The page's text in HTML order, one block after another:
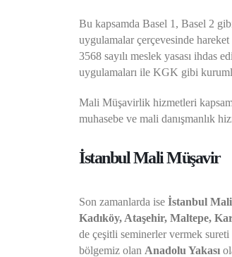
Bu kapsamda Basel 1, Basel 2
uygulamalar çerçevesinde
3568 sayılı meslek yasası ihdas
uygulamaları ile KGK gibi
Mali Müşavirlik hizmetleri
muhasebe ve mali danışmanlık
İstanbul Mali Müşavir
Son zamanlarda ise İstanbul
Kadıköy, Ataşehir, Maltepe,
de çeşitli seminerler vermek sureti
bölgemiz olan Anadolu Yakası